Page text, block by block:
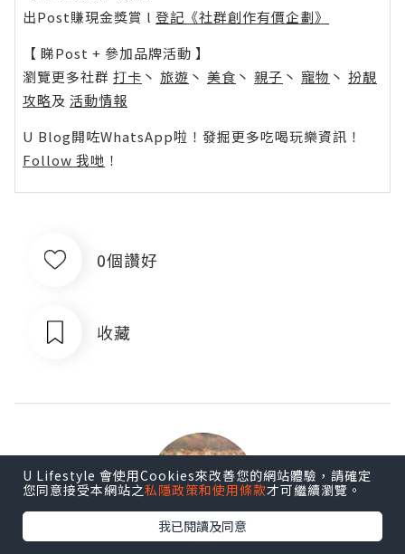
出Post賺現金獎賞 l 登記《社群創作有價企劃》
【 睇Post + 參加品牌活動 】
瀏覽更多社群 打卡 丶 旅遊 丶 美食 丶 親子 丶 寵物 丶 扮靚
攻略及 活動情報
U Blog開咗WhatsApp啦！發掘更多吃喝玩樂資訊！
Follow 我哋 ！
0個讚好
收藏
U Lifestyle 會使用Cookies來改善您的網站體驗，請確定
您同意接受本網站之私隱政策和使用條款才可繼續瀏覽。
我已閱讀及同意